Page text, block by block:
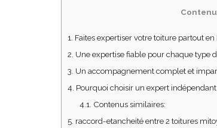
1. Faites expertiser votre toiture partout
2. Une expertise fiable pour chaque type
3. Un accompagnement complet et
4. Pourquoi choisir un expert indépendant
4.1. Contenus similaires:
5. raccord-etancheité entre 2 toitures